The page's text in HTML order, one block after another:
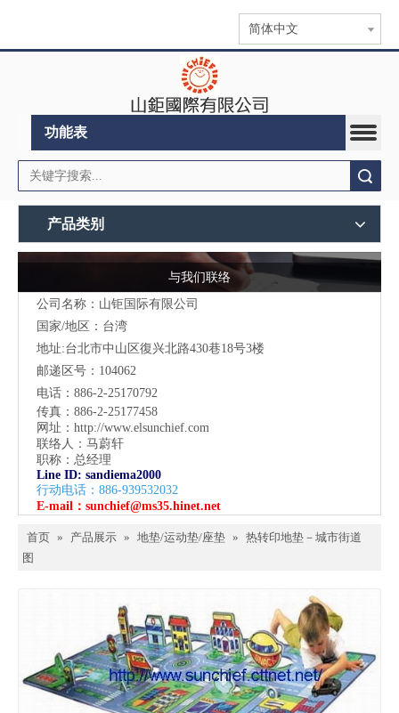
简体中文
功能表
产品类别
与我们联络
公司名称：山钜国际有限公司
国家/地区：台湾
地址:台北市中山区復兴北路430巷18号3楼
邮递区号：104062
电话：886-2-25170792
传真：886-2-25177458
网址： http://www.elsunchief.com
联络人：马蔚轩
职称：总经理
Line ID: sandiema2000
行动电话：886-939532032
E-mail： sunchief@ms35.hinet.net
首页 » 产品展示 » 地垫/运动垫/座垫 » 热转印地垫－城市街道
图